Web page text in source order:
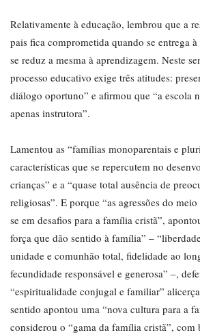
Relativamente à educação, lembrou que a
pais fica comprometida quando se entrega
se reduz a mesma à aprendizagem. Neste
processo educativo exige três atitudes:
diálogo oportuno” e afirmou que “a escola
apenas instrutora”.
Lamentou as “famílias monoparentais e
características que se repercutem no
crianças” e a “quase total ausência de
religiosas”. E porque “as agressões do
se em desafios para a família cristã”,
força que dão sentido à família” –
unidade e comunhão total, fidelidade ao
fecundidade responsável e generosa” –,
“espiritualidade conjugal e familiar”
sentido apontou uma “nova cultura para a
considerou o “gama da família cristã”, com